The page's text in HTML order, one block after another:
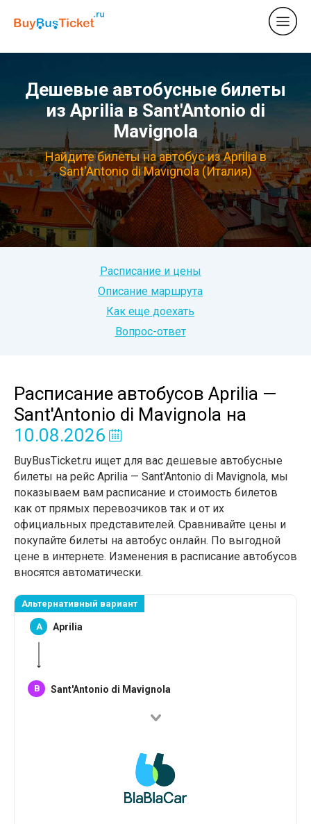
Дешевые автобусные билеты
из Aprilia в Sant'Antonio di
Mavignola
Найдите билеты на автобус из Aprilia в
Sant'Antonio di Mavignola (Италия)
Расписание и цены
Описание маршрута
Как еще доехать
Вопрос-ответ
Расписание автобусов Aprilia —
Sant'Antonio di Mavignola на
10.08.2026
BuyBusTicket.ru ищет для вас дешевые автобусные
билеты на рейс Aprilia — Sant'Antonio di Mavignola, мы
показываем вам расписание и стоимость билетов
как от прямых перевозчиков так и от их
официальных представителей. Сравнивайте цены и
покупайте билеты на автобус онлайн. По выгодной
цене в интернете. Изменения в расписание автобусов
вносятся автоматически.
Альтернативный вариант
A Aprilia
B Sant'Antonio di Mavignola